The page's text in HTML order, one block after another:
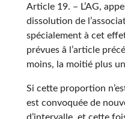
Article 19. – L’AG,
dissolution de
spécialement à cet
prévues â l’article
moins, la moitié plus
Si cette proportion
est convoquée de